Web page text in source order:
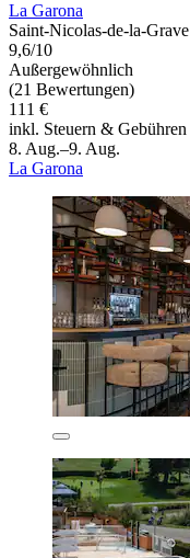
La Garona
Saint-Nicolas-de-la-Grave
9,6/10
Außergewöhnlich
(21 Bewertungen)
111 €
inkl. Steuern & Gebühren
8. Aug.–9. Aug.
La Garona